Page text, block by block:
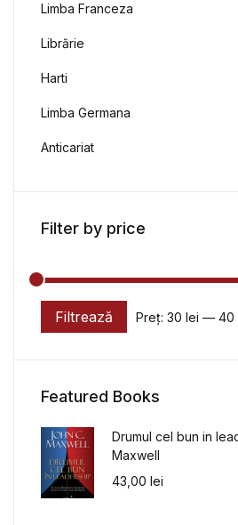
Limba Franceza
Librărie
Harti
Limba Germana
Anticariat
Filter by price
Preț minim
Preț maxim
Filtrează Preț: 30 lei — 40
Featured Books
Drumul cel bun in
Maxwell
43,00 lei